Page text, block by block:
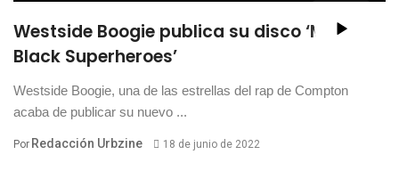
Westside Boogie publica su disco ‘More
Black Superheroes’
Westside Boogie, una de las estrellas del rap de Compton
acaba de publicar su nuevo ...
Por Redacción Urbzine 18 de junio de 2022